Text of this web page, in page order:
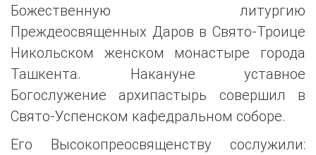
Божественную литургию
Преждеосвященных Даров в Свято-Троице
Никольском женском монастыре города
Ташкента. Накануне уставное
Богослужение архипастырь совершил в
Свято-Успенском кафедральном соборе.
Его Высокопреосвященству сослужили: